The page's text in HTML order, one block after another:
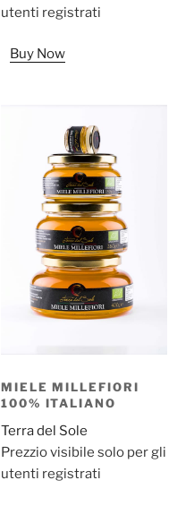
utenti registrati
Buy Now
MIELE MILLEFIORI
100% ITALIANO
Terra del Sole
Prezzio visibile solo per gli
utenti registrati